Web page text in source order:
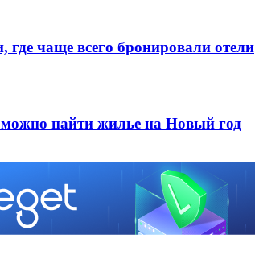
чаще всего бронировали отели
можно найти жилье на Новый год